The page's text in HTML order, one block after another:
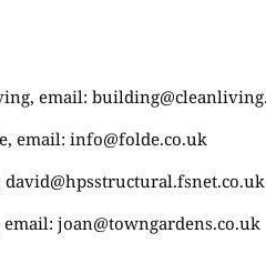
email:
email: info@folde.co.uk
david@hpsstructural.fsnet.co.uk
email: joan@towngardens.co.uk